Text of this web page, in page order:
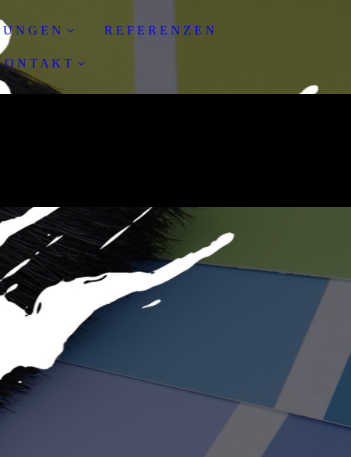
U N G E N R E F E R E N Z E N
O N T A K T